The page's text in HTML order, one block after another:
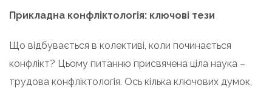
Прикладна конфліктологія: ключові тези
Що відбувається в колективі, коли починається
конфлікт? Цьому питанню присвячена ціла наука –
трудова конфліктологія. Ось кілька ключових думок,